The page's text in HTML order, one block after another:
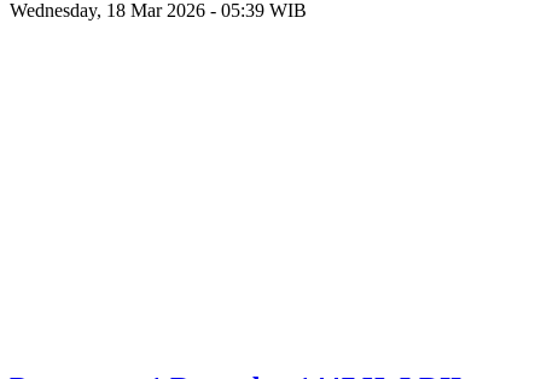
Wednesday, 18 Mar 2026 - 05:39 WIB